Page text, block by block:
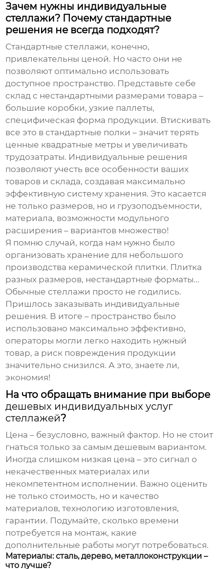
Зачем нужны индивидуальные
стеллажи? Почему стандартные
решения не всегда подходят?
Стандартные стеллажи, конечно,
привлекательны ценой. Но часто они не
позволяют оптимально использовать
доступное пространство. Представьте себе
склад с нестандартными размерами товара –
большие коробки, узкие паллеты,
специфическая форма продукции. Втискивать
все это в стандартные полки – значит терять
ценные квадратные метры и увеличивать
трудозатраты. Индивидуальные решения
позволяют учесть все особенности ваших
товаров и склада, создавая максимально
эффективную систему хранения. Это касается
не только размеров, но и грузоподъемности,
материала, возможности модульного
расширения – вариантов множество!
Я помню случай, когда нам нужно было
организовать хранение для небольшого
производства керамической плитки. Плитка
разных размеров, нестандартные форматы...
Обычные стеллажи просто не годились.
Пришлось заказывать индивидуальные
решения. В итоге – пространство было
использовано максимально эффективно,
операторы могли легко находить нужный
товар, а риск повреждения продукции
значительно снизился. А это, знаете ли,
экономия!
На что обращать внимание при выборе
дешевых индивидуальных услуг
стеллажей?
Цена – безусловно, важный фактор. Но не стоит
гнаться только за самым дешевым вариантом.
Иногда слишком низкая цена – это сигнал о
некачественных материалах или
некомпетентном исполнении. Важно оценить
не только стоимость, но и качество
материалов, технологию изготовления,
гарантии. Подумайте, сколько времени
потребуется на монтаж, какие
дополнительные работы могут потребоваться.
Материалы: сталь, дерево, металлоконструкции –
что лучше?